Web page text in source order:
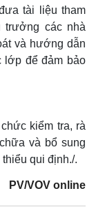
tài liệu tham
trưởng các nhà
và hướng dẫn
lớp để đảm bảo
kiểm tra, rà
và bổ sung
qui định./.
PV/VOV online